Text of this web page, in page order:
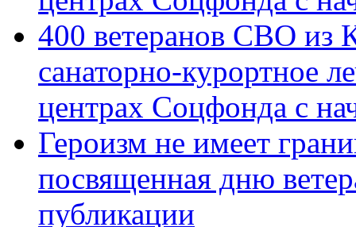
400 ветеранов СВО из
санаторно-курортное
центрах Соцфонда с
Героизм не имеет
посвященная дню
публикации